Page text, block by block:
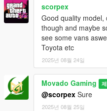
scorpex
Good quality
though and maybe
see some vans
Toyota etc
2025년 08월 24일
Movado Gaming
@scorpex Sure
2025년 08월 25일